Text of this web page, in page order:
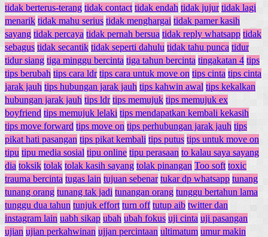
tidak berterus-terang tidak contact tidak endah tidak jujur tidak lagi
menarik tidak mahu serius tidak menghargai tidak pamer kasih
sayang tidak percaya tidak pernah bersua tidak reply whatsapp tidak
sebagus tidak secantik tidak seperti dahulu tidak tahu punca tidur
tidur siang tiga minggu bercinta tiga tahun bercinta tingakatan 4 tips
tips berubah tips cara ldr tips cara untuk move on tips cinta tips cinta
jarak jauh tips hubungan jarak jauh tips kahwin awal tips kekalkan
hubungan jarak jauh tips ldr tips memujuk tips memujuk ex
boyfriend tips memujuk lelaki tips mendapatkan kembali kekasih
tips move forward tips move on tips perhubungan jarak jauh tips
pikat hati pasangan tips pikat kembali tips putus tips untuk move on
tipu tipu media sosial tipu online tipu perasaan to kalau saya sayang
dia toksik tolak tolak kasih sayang tolak pinangan Too soft toxic
trauma bercinta tugas lain tujuan sebenar tukar dp whatsapp tunang
tunang orang tunang tak jadi tunangan orang tunggu bertahun lama
tunggu dua tahun tunjuk effort turn off tutup aib twitter dan
instagram lain uabh sikap ubah ubah fokus uji cinta uji pasangan
ujian ujian perkahwinan ujjan percintaan ultimatum umur makin